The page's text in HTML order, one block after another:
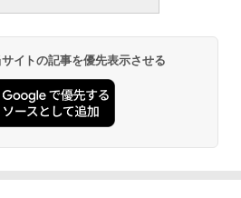
Office Home & Business 202
新 永続版)|オンラインコード版|Wind
、10/mac対応|PC2台
いちばんやさしい 教科書:
ニュアル AI副業にもコンテンツ作成
Kindle出版にも！ 非エンジニアのた
AIコーディング入門シリーズ
Paperwhite シグニチャーエディ
ン (32GB) 7インチディスプレイ、明
イトの記事を優先表示させる